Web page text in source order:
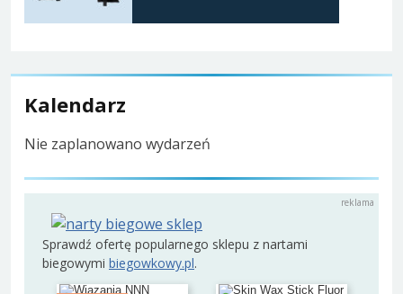
Kalendarz
Nie zaplanowano wydarzeń
Sprawdź ofertę popularnego sklepu z nartami
biegowymi biegowkowy.pl.